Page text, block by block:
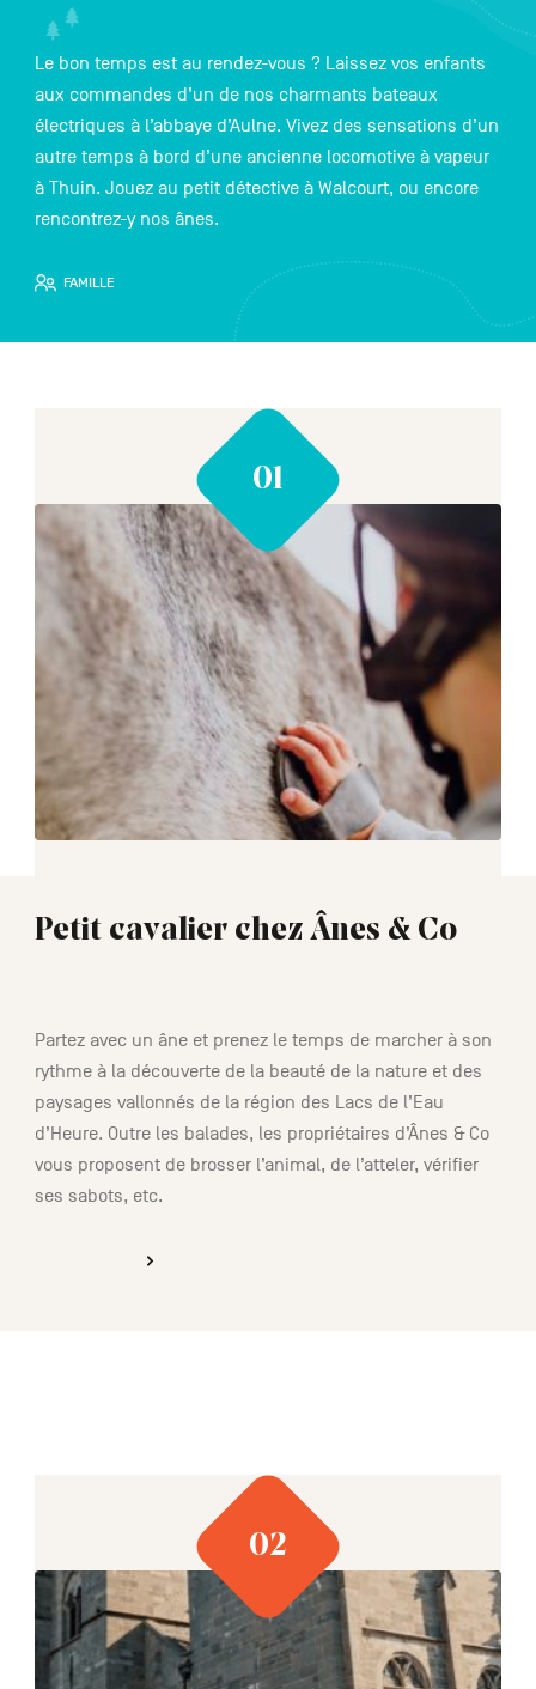
NL DE EN
Navigation
Le bon temps est au rendez-vous ? Laissez vos enfants
aux commandes d’un de nos charmants bateaux
électriques à l’abbaye d’Aulne. Vivez des sensations d’un
autre temps à bord d’une ancienne locomotive à vapeur
à Thuin. Jouez au petit détective à Walcourt, ou encore
rencontrez-y nos ânes.
FAMILLE
Petit cavalier chez Ânes & Co
Partez avec un âne et prenez le temps de marcher à son
rythme à la découverte de la beauté de la nature et des
paysages vallonnés de la région des Lacs de l’Eau
d’Heure. Outre les balades, les propriétaires d’Ânes & Co
vous proposent de brosser l’animal, de l’atteler, vérifier
ses sabots, etc.